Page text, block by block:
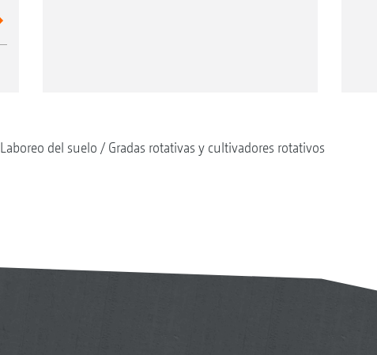
Laboreo del suelo Gradas rotativas y cultivadores rotativos